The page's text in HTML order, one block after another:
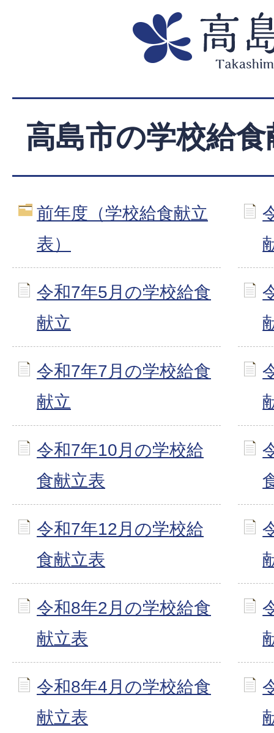
高島市の学校給
前年度（学校給食献立
表）
令和7年5月の学校給食
献立
令和7年7月の学校給食
献立
令和7年10月の学校給
食献立表
令和7年12月の学校給
食献立表
令和8年2月の学校給食
献立表
令和8年4月の学校給食
献立表